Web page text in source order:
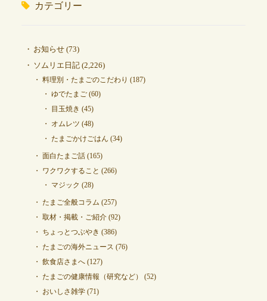
カテゴリー
お知らせ(73)
ソムリエ日記(2,226)
料理別・たまごのこだわり (187)
ゆでたまご(60)
目玉焼き (45)
オムレツ (48)
たまごかけごはん (34)
面白たまご話(165)
ワクワクすること (266)
マジック (28)
たまご全般コラム (257)
取材・掲載・ご紹介(92)
ちょっとつぶやき (386)
たまごの海外ニュース (76)
飲食店さまへ(127)
たまごの健康情報（研究など）
(52)
おいしさ雑学(71)